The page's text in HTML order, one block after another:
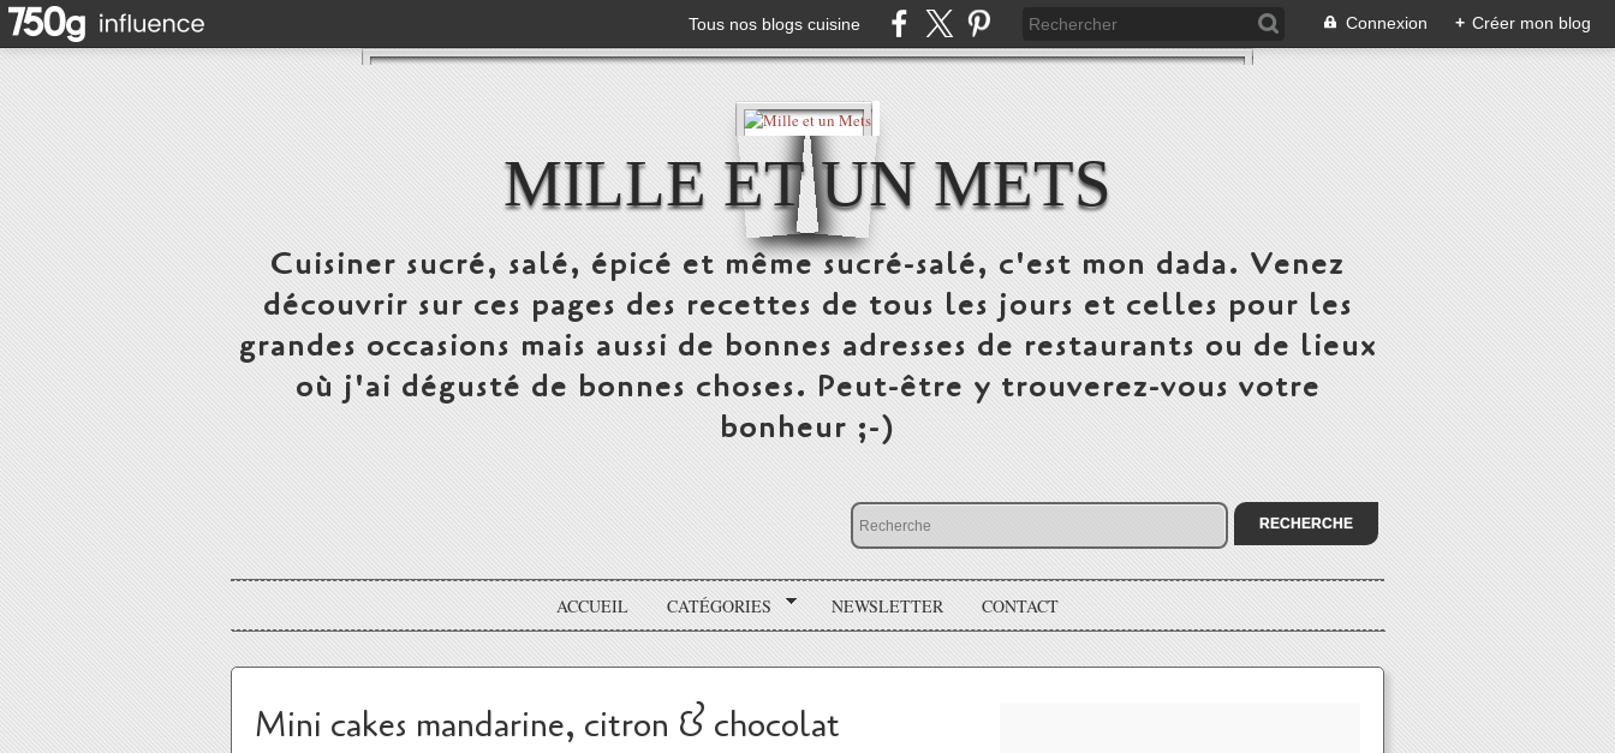
Tous nos blogs cuisine Connexion + Créer mon blog
MILLE ET UN METS
Cuisiner sucré, salé, épicé et même sucré-salé, c'est mon dada. Venez
découvrir sur ces pages des recettes de tous les jours et celles pour les
grandes occasions mais aussi de bonnes adresses de restaurants ou de lieux
où j'ai dégusté de bonnes choses. Peut-être y trouverez-vous votre
bonheur ;-)
ACCUEIL CATÉGORIES NEWSLETTER CONTACT
Mini cakes mandarine, citron & chocolat